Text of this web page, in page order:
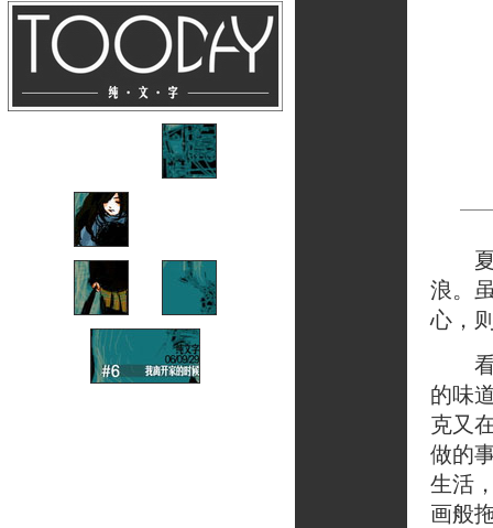
夏
浪。
心，
看
的味
克又
做的
生活
画般